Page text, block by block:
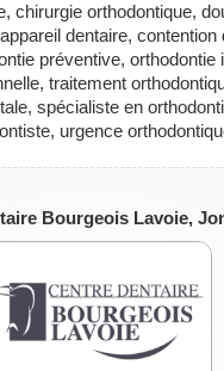
chirurgie orthodontique,
dentaire, contention
préventive, orthodontie
traitement
spécialiste en
urgence
Bourgeois Lavoie,